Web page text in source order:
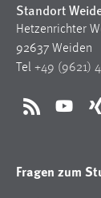
Standort
Hetzenrichter
92637 Weiden
Tel +49 (9621)
RSS YouTube
Fragen zum